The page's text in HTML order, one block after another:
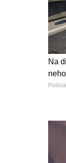
Na
Polícia